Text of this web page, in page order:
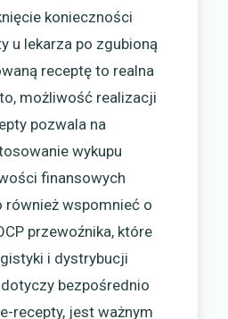
konieczności
u lekarza po zgubioną
receptę to realna
możliwość realizacji
pozwala na
wykupu
finansowych
również wspomnieć o
przewoźnika, które
i dystrybucji
bezpośrednio
recepty, jest ważnym